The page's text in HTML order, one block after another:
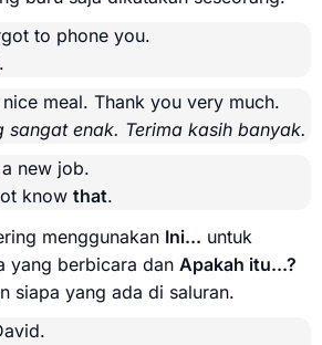
to phone you.
meal. Thank you very much.
sangat enak. Terima kasih banyak.
new job.
know that.
menggunakan Ini... untuk
yang berbicara dan Apakah itu...?
siapa yang ada di saluran.